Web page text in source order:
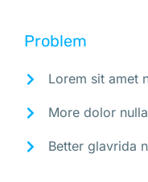
Problem
Lorem sit amet
More dolor
Better glavrida